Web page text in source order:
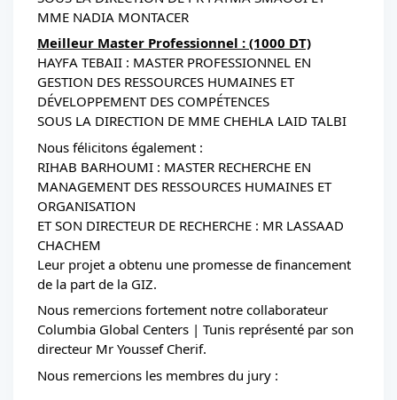
MME NADIA MONTACER
Meilleur Master Professionnel : (1000 DT)
HAYFA TEBAII : MASTER PROFESSIONNEL EN
GESTION DES RESSOURCES HUMAINES ET
DÉVELOPPEMENT DES COMPÉTENCES
SOUS LA DIRECTION DE MME CHEHLA LAID TALBI
Nous félicitons également :
RIHAB BARHOUMI : MASTER RECHERCHE EN
MANAGEMENT DES RESSOURCES HUMAINES ET
ORGANISATION
ET SON DIRECTEUR DE RECHERCHE : MR LASSAAD
CHACHEM
Leur projet a obtenu une promesse de financement
de la part de la GIZ.
Nous remercions fortement notre collaborateur
Columbia Global Centers | Tunis représenté par son
directeur Mr Youssef Cherif.
Nous remercions les membres du jury :